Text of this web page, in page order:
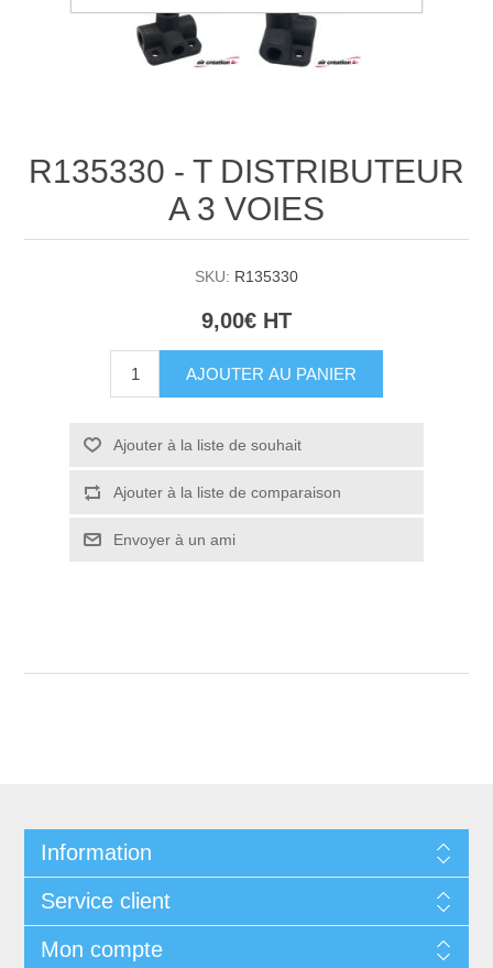
R135330 - T DISTRIBUTEUR
A 3 VOIES
SKU: R135330
9,00€ HT
AJOUTER AU PANIER
Ajouter à la liste de souhait
Ajouter à la liste de comparaison
Envoyer à un ami
Information
Service client
Mon compte